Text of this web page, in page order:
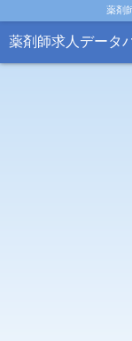
薬剤
薬剤師求人データ